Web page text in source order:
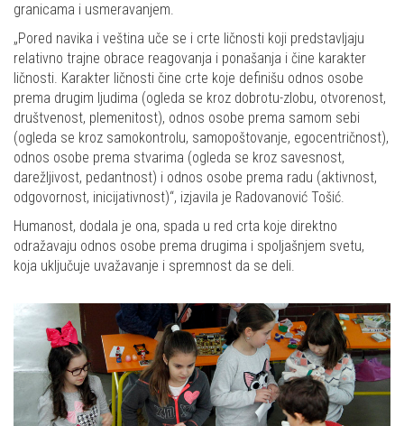
granicama i usmeravanjem.
„Pored navika i veština uče se i crte ličnosti koji predstavljaju
relativno trajne obrace reagovanja i ponašanja i čine karakter
ličnosti. Karakter ličnosti čine crte koje definišu odnos osobe
prema drugim ljudima (ogleda se kroz dobrotu-zlobu, otvorenost,
društvenost, plemenitost), odnos osobe prema samom sebi
(ogleda se kroz samokontrolu, samopoštovanje, egocentričnost),
odnos osobe prema stvarima (ogleda se kroz savesnost,
darežljivost, pedantnost) i odnos osobe prema radu (aktivnost,
odgovornost, inicijativnost)“, izjavila je Radovanović Tošić.
Humanost, dodala je ona, spada u red crta koje direktno
odražavaju odnos osobe prema drugima i spoljašnjem svetu,
koja uključuje uvažavanje i spremnost da se deli.